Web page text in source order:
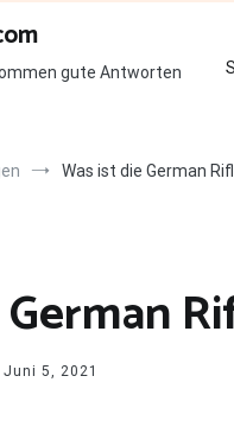
gute Antworten
Was ist die German
Juni 5, 2021